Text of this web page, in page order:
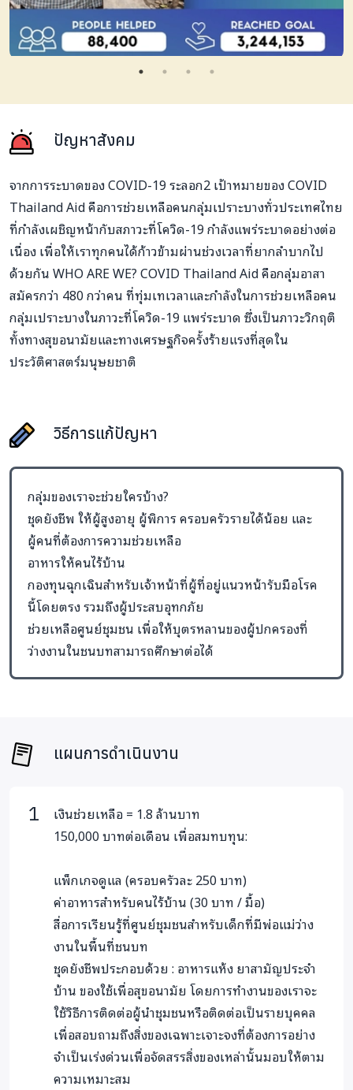
ปัญหาสังคม
จากการระบาดของ COVID-19 ระลอก2 เป้าหมายของ COVID
Thailand Aid คือการช่วยเหลือคนกลุ่มเปราะบางทั่วประเทศไทย
ที่กำลังเผชิญหน้ากับสภาวะที่โควิด-19 กำลังแพร่ระบาดอย่างต่อ
เนื่อง เพื่อให้เราทุกคนได้ก้าวข้ามผ่านช่วงเวลาที่ยากลำบากไป
ด้วยกัน WHO ARE WE? COVID Thailand Aid คือกลุ่มอาสา
สมัครกว่า 480 กว่าคน ที่ทุ่มเทเวลาและกำลังในการช่วยเหลือคน
กลุ่มเปราะบางในภาวะที่โควิด-19 แพร่ระบาด ซึ่งเป็นภาวะวิกฤติ
ทั้งทางสุขอนามัยและทางเศรษฐกิจครั้งร้ายแรงที่สุดใน
ประวัติศาสตร์มนุษยชาติ
วิธีการแก้ปัญหา
กลุ่มของเราจะช่วยใครบ้าง?
ชุดยังชีพ ให้ผู้สูงอายุ ผู้พิการ ครอบครัวรายได้น้อย และ
ผู้คนที่ต้องการความช่วยเหลือ
อาหารให้คนไร้บ้าน
กองทุนฉุกเฉินสำหรับเจ้าหน้าที่ผู้ที่อยู่แนวหน้ารับมือโรค
นี้โดยตรง รวมถึงผู้ประสบอุทกภัย
ช่วยเหลือศูนย์ชุมชน เพื่อให้บุตรหลานของผู้ปกครองที่
ว่างงานในชนบทสามารถศึกษาต่อได้
แผนการดำเนินงาน
เงินช่วยเหลือ = 1.8 ล้านบาท
150,000 บาทต่อเดือน เพื่อสมทบทุน:
แพ็กเกจดูแล (ครอบครัวละ 250 บาท)
ค่าอาหารสำหรับคนไร้บ้าน (30 บาท / มื้อ)
สื่อการเรียนรู้ที่ศูนย์ชุมชนสำหรับเด็กที่มีพ่อแม่ว่าง
งานในพื้นที่ชนบท
ชุดยังชีพประกอบด้วย : อาหารแห้ง ยาสามัญประจำ
บ้าน ของใช้เพื่อสุขอนามัย โดยการทำงานของเราจะ
ใช้วิธีการติดต่อผู้นำชุมชนหรือติดต่อเป็นรายบุคคล
เพื่อสอบถามถึงสิ่งของเฉพาะเจาะจงที่ต้องการอย่าง
จำเป็นเร่งด่วนเพื่อจัดสรรสิ่งของเหล่านั้นมอบให้ตาม
ความเหมาะสม